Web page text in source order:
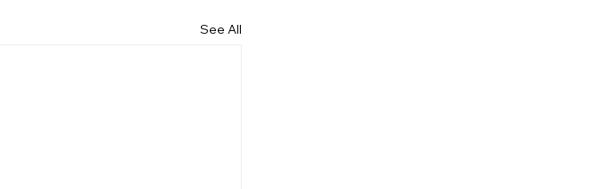
See All